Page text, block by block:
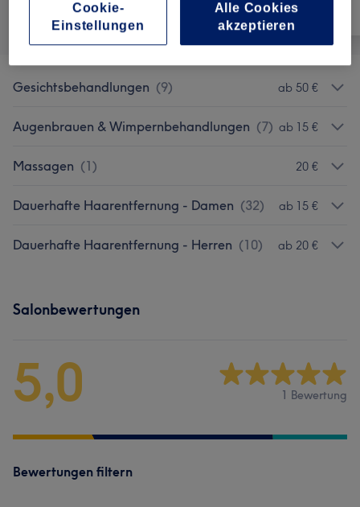
Alle Haarentfernung
Gesichtsbehandlungen (9) ab 50 €
Augenbrauen & Wimpernbehandlungen (7) ab 15 €
Massagen (1) 20 €
Dauerhafte Haarentfernung - Damen (32) ab 15 €
Dauerhafte Haarentfernung - Herren (10) ab 20 €
Salonbewertungen
5,0 1 Bewertung
Bewertungen filtern
Cookie-
Einstellungen
Alle Cookies
akzeptieren